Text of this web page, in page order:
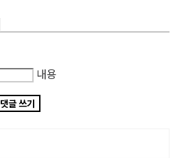
내용
댓글 쓰기